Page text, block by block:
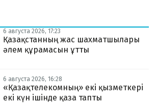
6 августа 2026, 17:23
Қазақстанның жас шахматшылары
әлем құрамасын ұтты
6 августа 2026, 16:28
«Қазақтелекомның» екі қызметкері
екі күн ішінде қаза тапты